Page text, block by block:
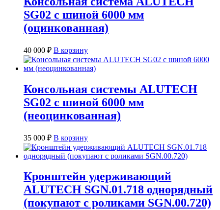
SG02 с шиной 6000 мм
(оцинкованная)
40 000 ₽ В корзину
Консольная системы ALUTECH
SG02 с шиной 6000 мм
(неоцинкованная)
35 000 ₽ В корзину
Кронштейн удерживающий
ALUTECH SGN.01.718 однорядный
(покупают с роликами SGN.00.720)